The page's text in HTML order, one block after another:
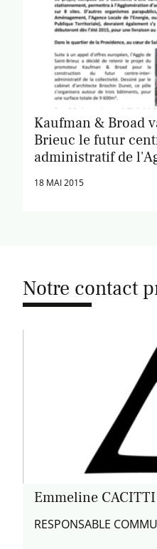
Kaufman & Broad
Brieuc le futur
administratif de
18 MAI 2015
Notre contact
Emmeline CACITTI
RESPONSABLE